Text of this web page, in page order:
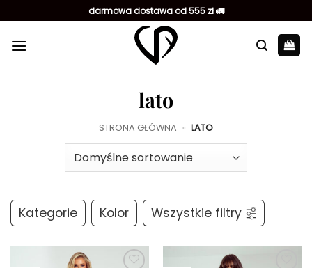
do
zawartości
darmowa dostawa od 555 zł 🚛
lato
STRONA GŁÓWNA » LATO
Kategorie Kolor Wszystkie filtry